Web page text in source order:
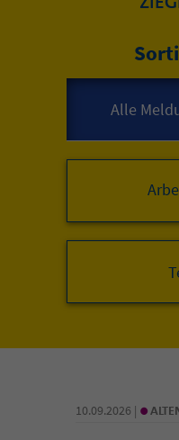
10.09.2026 | •